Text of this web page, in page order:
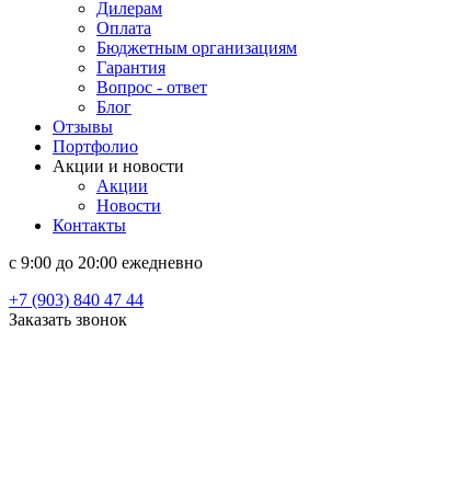
Дилерам
Оплата
Бюджетным организациям
Гарантия
Вопрос - ответ
Блог
Отзывы
Портфолио
Акции и новости
Акции
Новости
Контакты
c 9:00 до 20:00 ежедневно
+7 (903) 840 47 44
Заказать звонок